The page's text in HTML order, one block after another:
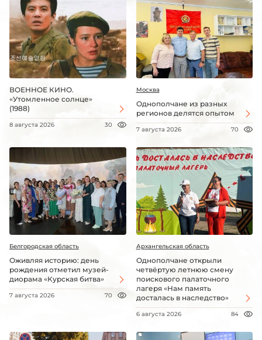
ВОЕННОЕ КИНО.
«Утомленное солнце»
(1988)
8 августа 2026 30
Москва
Однополчане из разных
регионов делятся опытом
7 августа 2026 70
Белгородская область
Оживляя историю: день
рождения отметил музей-
диорама «Курская битва»
7 августа 2026 70
Архангельская область
Однополчане открыли
четвёртую летнюю смену
поискового палаточного
лагеря «Нам память
досталась в наследство»
6 августа 2026 84